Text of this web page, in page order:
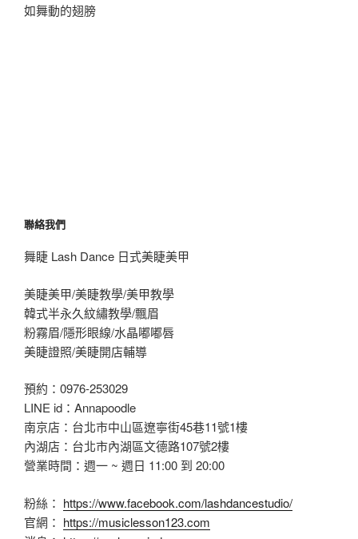
如舞動的翅膀
聯絡我們
舞睫 Lash Dance 日式美睫美甲
美睫美甲/美睫教學/美甲教學
韓式半永久紋繡教學/飄眉
粉霧眉/隱形眼線/水晶嘟嘟唇
美睫證照/美睫開店輔導
預約：0976-253029
LINE id：Annapoodle
南京店：台北市中山區遼寧街45巷11號1樓
內湖店：台北市內湖區文德路107號2樓
營業時間：週一 ~ 週日 11:00 到 20:00
粉絲： https://www.facebook.com/lashdancestudio/
官網： https://musiclesson123.com